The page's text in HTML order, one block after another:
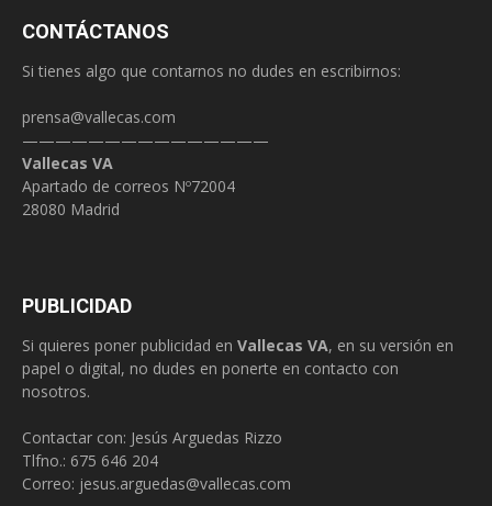
CONTÁCTANOS
Si tienes algo que contarnos no dudes en escribirnos:
prensa@vallecas.com
———————————————
Vallecas VA
Apartado de correos Nº72004
28080 Madrid
PUBLICIDAD
Si quieres poner publicidad en Vallecas VA, en su versión en
papel o digital, no dudes en ponerte en contacto con
nosotros.
Contactar con: Jesús Arguedas Rizzo
Tlfno.: 675 646 204
Correo: jesus.arguedas@vallecas.com